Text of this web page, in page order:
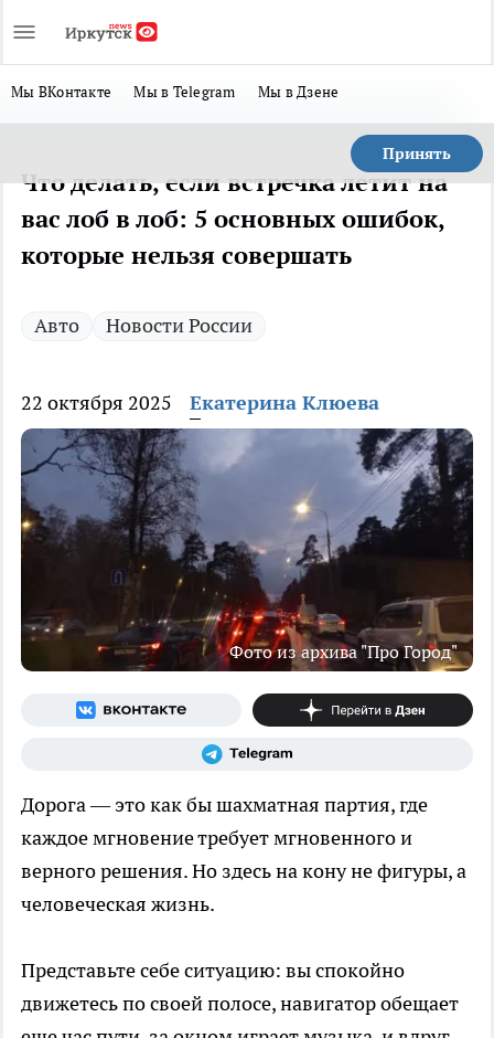
Мы ВКонтакте Мы в Telegram Мы в Дзене
Принять
Что делать, если встречка летит на
вас лоб в лоб: 5 основных ошибок,
которые нельзя совершать
Авто Новости России
22 октября 2025 Екатерина Клюева
Фото из архива "Про Город"
Дорога — это как бы шахматная партия, где
каждое мгновение требует мгновенного и
верного решения. Но здесь на кону не фигуры, а
человеческая жизнь.
Представьте себе ситуацию: вы спокойно
движетесь по своей полосе, навигатор обещает